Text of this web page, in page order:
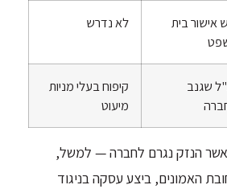
אישור בית
לא נדרש
שגנב
קיפוח בעלי מניות
מיעוט
הנזק נגרם לחברה — למשל,
האמונים, ביצע עסקה בניגוד